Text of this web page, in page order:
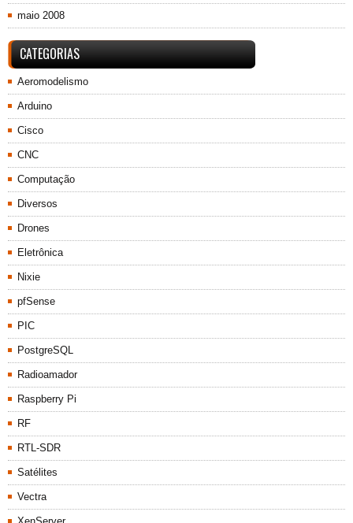
maio 2008
CATEGORIAS
Aeromodelismo
Arduino
Cisco
CNC
Computação
Diversos
Drones
Eletrônica
Nixie
pfSense
PIC
PostgreSQL
Radioamador
Raspberry Pi
RF
RTL-SDR
Satélites
Vectra